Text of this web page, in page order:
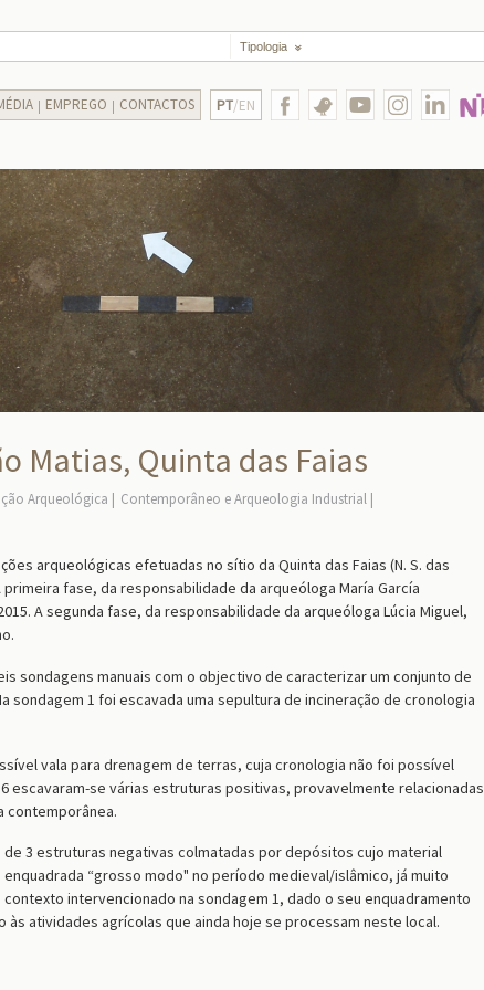
Tipologia
EMPREGO CONTACTOS PT/EN
Matias, Quinta das Faias
Arqueológica
Contemporâneo e Arqueologia Industrial
arqueológicas efetuadas no sítio da Quinta das Faias (N. S. das
fase, da responsabilidade da arqueóloga María García
A segunda fase, da responsabilidade da arqueóloga Lúcia Miguel,
sondagens manuais com o objectivo de caracterizar um conjunto de
1 foi escavada uma sepultura de incineração de cronologia
vala para drenagem de terras, cuja cronologia não foi possível
escavaram-se várias estruturas positivas, provavelmente relacionadas
contemporânea.
3 estruturas negativas colmatadas por depósitos cujo material
“grosso modo" no período medieval/islâmico, já muito
intervencionado na sondagem 1, dado o seu enquadramento
atividades agrícolas que ainda hoje se processam neste local.